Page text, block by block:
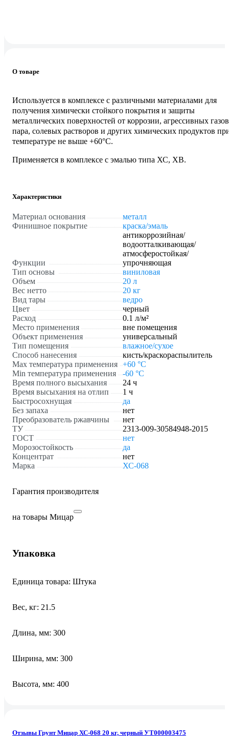
О товаре
Используется в комплексе с различными материалами для
получения химически стойкого покрытия и защиты
металлических поверхностей от коррозии, агрессивных
пара, солевых растворов и других химических продуктов
температуре не выше +60°C.
Применяется в комплексе с эмалью типа ХС, ХВ.
Характеристики
Материал основания
металл
Финишное покрытие
краска/эмаль
Функции
антикоррозийная/
водоотталкивающая/
атмосферостойкая/
упрочняющая
Тип основы
виниловая
Объем
20 л
Вес нетто
20 кг
Вид тары
ведро
Цвет
черный
Расход
0.1 л/м²
Место применения
вне помещения
Объект применения
универсальный
Тип помещения
влажное/сухое
Способ нанесения
кисть/краскораспылитель
Max температура применения +60 °С
Min температура применения
-60 °С
Время полного высыхания
24 ч
Время высыхания на отлип
1 ч
Быстросохнущая
да
Без запаха
нет
Преобразователь ржавчины
нет
ТУ
2313-009-30584948-2015
ГОСТ
нет
Морозостойкость
да
Концентрат
нет
Марка
ХС-068
Гарантия производителя
на товары Мицар
Упаковка
Единица товара: Штука
Вес, кг: 21.5
Длина, мм: 300
Ширина, мм: 300
Высота, мм: 400
Отзывы Грунт Мицар ХС-068 20 кг, черный УТ000003475